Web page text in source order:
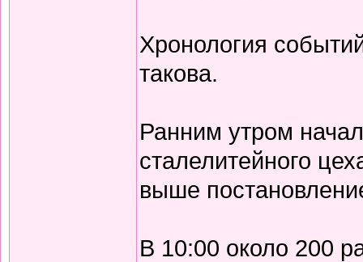
Хронология
такова.
Ранним утром
сталелитейного
выше
В 10:00 около 200